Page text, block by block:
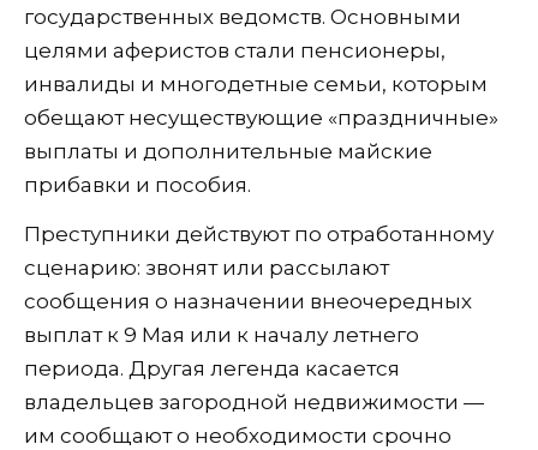
государственных ведомств. Основными
целями аферистов стали пенсионеры,
инвалиды и многодетные семьи, которым
обещают несуществующие «праздничные»
выплаты и дополнительные майские
прибавки и пособия.
Преступники действуют по отработанному
сценарию: звонят или рассылают
сообщения о назначении внеочередных
выплат к 9 Мая или к началу летнего
периода. Другая легенда касается
владельцев загородной недвижимости —
им сообщают о необходимости срочно